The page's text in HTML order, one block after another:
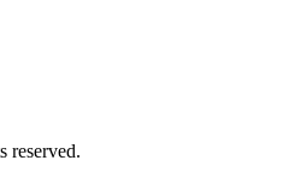
reserved.